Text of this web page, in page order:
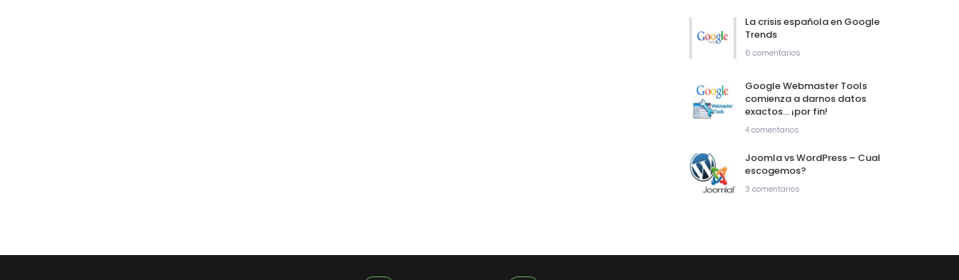
La crisis española en Google
Trends
6 comentarios
Google Webmaster Tools
comienza a darnos datos
exactos… ¡por fin!
4 comentarios
Joomla vs WordPress – Cual
escogemos?
3 comentarios